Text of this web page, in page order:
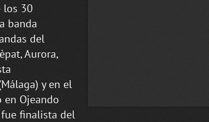
los 30
banda
del
Aurora,
y en el
en Ojeando
finalista del